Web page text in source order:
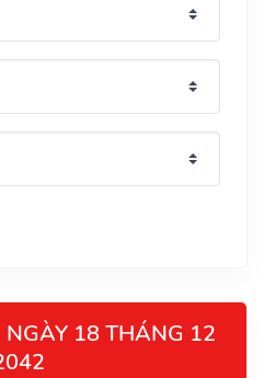
18 THÁNG 12